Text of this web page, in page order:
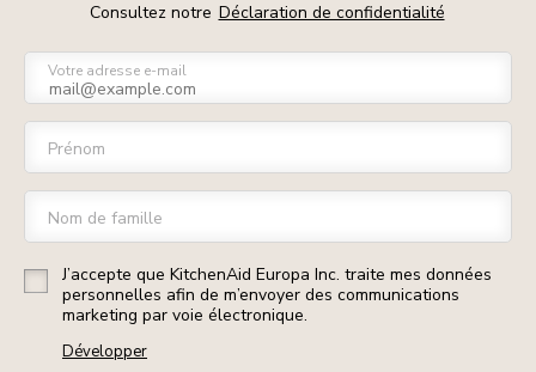
Consultez notre Déclaration de confidentialité
Votre adresse e-mail
Prénom
Nom de famille
J’accepte que KitchenAid Europa Inc. traite mes données
personnelles afin de m’envoyer des communications
marketing par voie électronique.
Développer